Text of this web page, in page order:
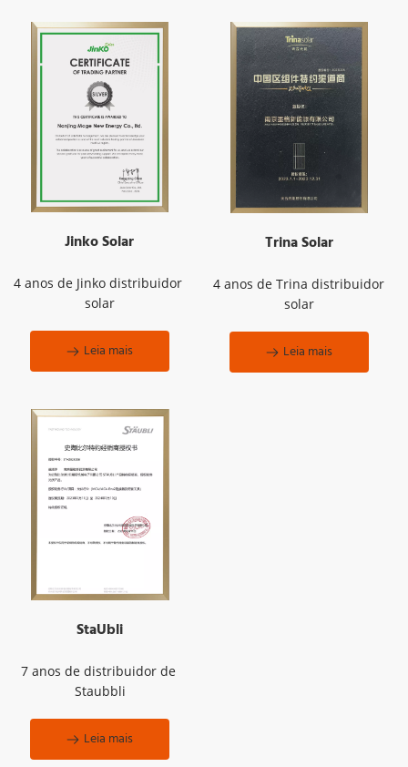
Jinko Solar
4 anos de Jinko distribuidor
solar
Leia mais
Trina Solar
4 anos de Trina distribuidor
solar
Leia mais
StaUbli
7 anos de distribuidor de
Staubbli
Leia mais